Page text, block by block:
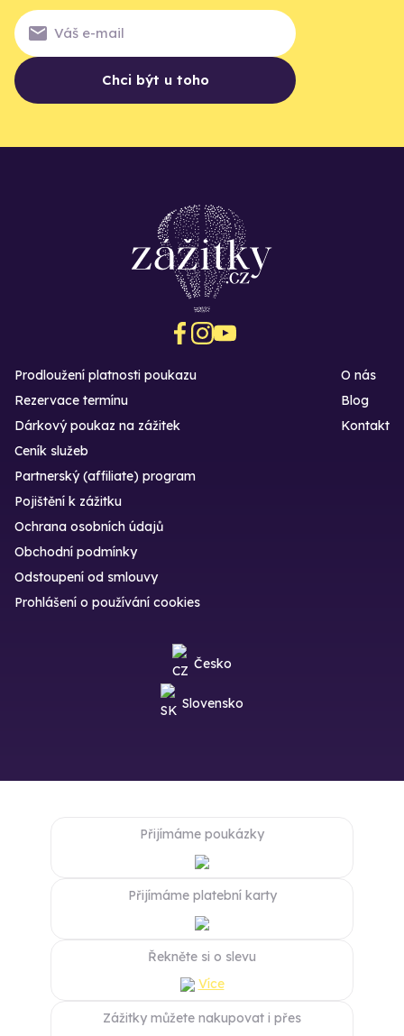
Chci být u toho
Prodloužení platnosti poukazu
Rezervace termínu
Dárkový poukaz na zážitek
O nás
Blog
Kontakt
Ceník služeb
Partnerský (affiliate) program
Pojištění k zážitku
Ochrana osobních údajů
Obchodní podmínky
Odstoupení od smlouvy
Prohlášení o používání cookies
Česko
Slovensko
Přijímáme poukázky
Přijímáme platební karty
Řekněte si o slevu
Více
Zážitky můžete nakupovat i přes